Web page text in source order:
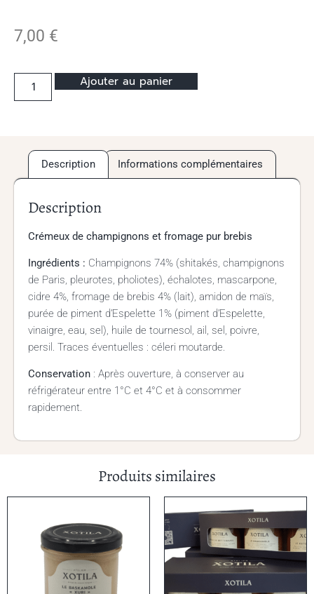
7,00 €
Ajouter au panier
Description Informations complémentaires
Description
Crémeux de champignons et fromage pur brebis
Ingrédients : Champignons 74% (shitakés, champignons
de Paris, pleurotes, pholiotes), échalotes, mascarpone,
cidre 4%, fromage de brebis 4% (lait), amidon de maïs,
purée de piment d’Espelette 1% (piment d’Espelette,
vinaigre, eau, sel), huile de tournesol, ail, sel, poivre,
persil. Traces éventuelles : céleri moutarde.
Conservation : Après ouverture, à conserver au
réfrigérateur entre 1°C et 4°C et à consommer
rapidement.
Produits similaires